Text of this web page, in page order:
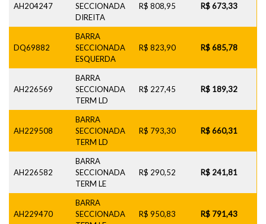
AH204247
SECCIONADA
DIREITA
R$ 808,95 R$ 673,33
DQ69882
BARRA
SECCIONADA
ESQUERDA
R$ 823,90 R$ 685,78
AH226569
BARRA
SECCIONADA
TERM LD
R$ 227,45 R$ 189,32
AH229508
BARRA
SECCIONADA
TERM LD
R$ 793,30 R$ 660,31
AH226582
BARRA
SECCIONADA
TERM LE
R$ 290,52 R$ 241,81
AH229470
BARRA
SECCIONADA
R$ 950,83 R$ 791,43